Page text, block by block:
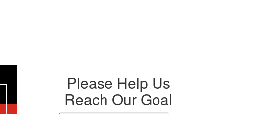
Please Help Us
Reach Our Goal